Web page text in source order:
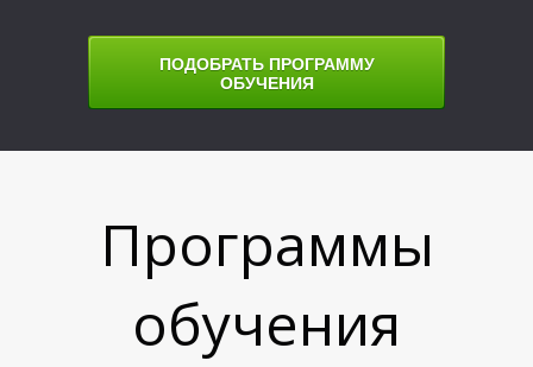
ПОДОБРАТЬ ПРОГРАММУ
ОБУЧЕНИЯ
Программы
обучения